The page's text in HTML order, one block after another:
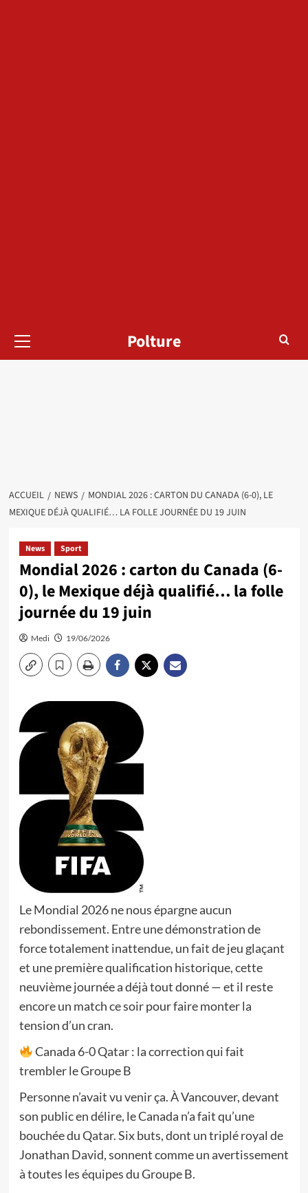
principal
Polture
ACCUEIL NEWS
MONDIAL 2026 : CARTON DU CANADA (6-0), LE
MEXIQUE DÉJÀ QUALIFIÉ… LA FOLLE JOURNÉE DU 19 JUIN
News Sport
Mondial 2026 : carton du Canada (6-
0), le Mexique déjà qualifié… la folle
journée du 19 juin
Medi 19/06/2026
Le Mondial 2026 ne nous épargne aucun
rebondissement. Entre une démonstration de
force totalement inattendue, un fait de jeu glaçant
et une première qualification historique, cette
neuvième journée a déjà tout donné — et il reste
encore un match ce soir pour faire monter la
tension d’un cran.
Canada 6-0 Qatar : la correction qui fait
trembler le Groupe B
Personne n’avait vu venir ça. À Vancouver, devant
son public en délire, le Canada n’a fait qu’une
bouchée du Qatar. Six buts, dont un triplé royal de
Jonathan David, sonnent comme un avertissement
à toutes les équipes du Groupe B.